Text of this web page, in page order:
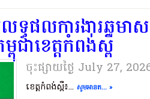
ទ្ធផលការងារឆម
ជាខេត្តកំពង់ស្ពឺ
ចុះផ្សាយថ្ងៃ​ July 27,
ខេត្តកំពង់ស្ពឺ៖... សូមអានត... »